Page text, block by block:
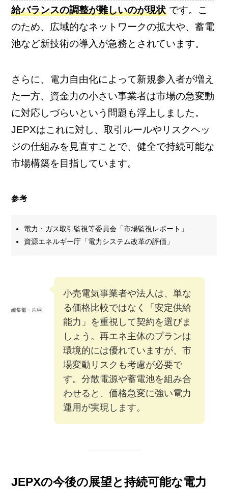
給バランスの調整が難しいのが現状 です。こ
のため、広域的なネットワークの拡大や、蓄電
池など新技術の導入が急務とされています。
さらに、電力自由化によって新規参入者が増え
た一方、資金力の小さい事業者は市場の急変動
に対応しづらいという問題も浮上しました。
JEPXはこれに対し、取引ルールやリスクヘッ
ジの仕組みを見直すことで、健全で持続可能な
市場構築を目指しています。
参考
電力・ガス取引監視等委員会「市場監視レポート」
資源エネルギー庁「電力システム改革の評価」
編集部・片桐
小売電気事業者や法人は、単な
る価格比較ではなく「安定供給
能力」を重視して契約を選びま
しょう。再エネ主体のプランは
環境的には優れていますが、市
場変動リスクも考慮が必要で
す。分散電源や蓄電池を組み合
わせると、価格急変に強い電力
運用が実現します。
JEPXの今後の展望と持続可能な電力